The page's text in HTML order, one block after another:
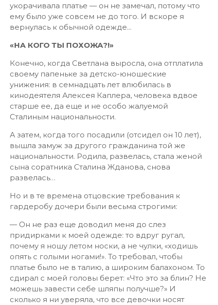
укорачивала платье — он не замечал, потому что
ему было уже совсем не до того. И вскоре я
вернулась к обычной одежде...
«НА КОГО ТЫ ПОХОЖА?!»
Конечно, когда Светлана выросла, она отплатила
своему папеньке за детско-юношеские
унижения: в семнадцать лет влюбилась в
кинодеятеля Алексея Каплера, человека вдвое
старше ее, да еще и не особо жалуемой
Сталиным национальности.
А затем, когда того посадили (отсидел он 10 лет),
вышла замуж за другого гражданина той же
национальности. Родила, развелась, стала женой
сына соратника Сталина Жданова, снова
развелась…
Но и в те времена отцовские требования к
гардеробу дочери были весьма строгими:
— Он не раз еще доводил меня до слез
придирками к моей одежде: то вдруг ругал,
почему я ношу летом носки, а не чулки, «ходишь
опять с голыми ногами!». То требовал, чтобы
платье было не в талию, а широким балахоном. То
сдирал с моей головы берет: «Что это за блин? Не
можешь завести себе шляпы получше?» И
сколько я ни уверяла, что все девочки носят